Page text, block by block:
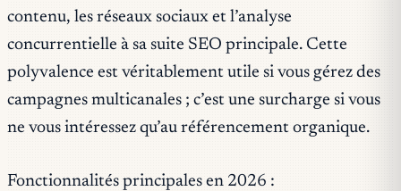
contenu, les réseaux sociaux et l’analyse
concurrentielle à sa suite SEO principale. Cette
polyvalence est véritablement utile si vous gérez des
campagnes multicanales ; c’est une surcharge si vous
ne vous intéressez qu’au référencement organique.
Fonctionnalités principales en 2026 :